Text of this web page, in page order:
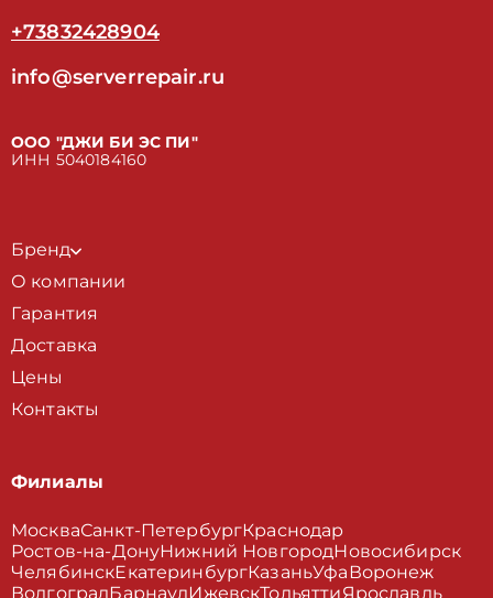
+73832428904
info@serverrepair.ru
ООО "ДЖИ БИ ЭС ПИ"
ИНН 5040184160
Бренд
О компании
Гарантия
Доставка
Цены
Контакты
Филиалы
МоскваСанкт-ПетербургКраснодар
Ростов-на-ДонуНижний НовгородНовосибирск
ЧелябинскЕкатеринбургКазаньУфаВоронеж
ВолгоградБарнаулИжевскТольяттиЯрославль